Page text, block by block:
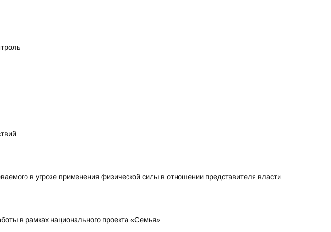
в угрозе применения физической силы в отношении представителя власти
в рамках национального проекта «Семья»